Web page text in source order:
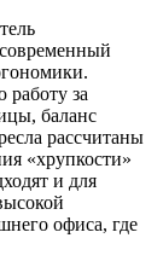
работу за
баланс
рассчитаны
«хрупкости»
и для
офиса, где